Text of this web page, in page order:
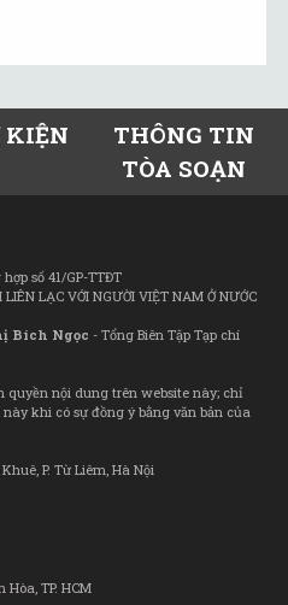
KIỆN
THÔNG TIN
TÒA SOẠN
số 41/GP-TTĐT
LẠC VỚI NGƯỜI VIỆT NAM Ở NƯỚC
Bích Ngọc - Tổng Biên Tập Tạp chí
quyền nội dung trên website này; chỉ
khi có sự đồng ý bằng văn bản của
P. Từ Liêm, Hà Nội
TP. HCM